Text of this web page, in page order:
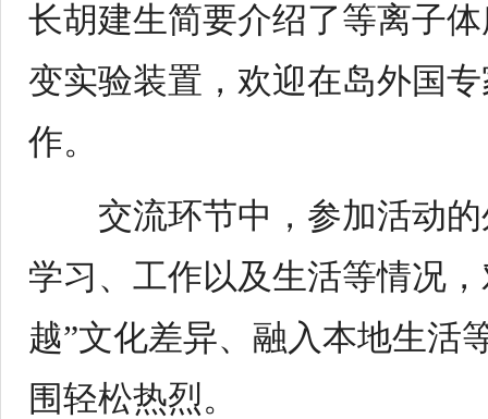
长胡建生简要介绍了等离子
变实验装置，欢迎在岛外国
作。
交流环节中，参加活动
学习、工作以及生活等情况
越”文化差异、融入本地生活
围轻松热烈。